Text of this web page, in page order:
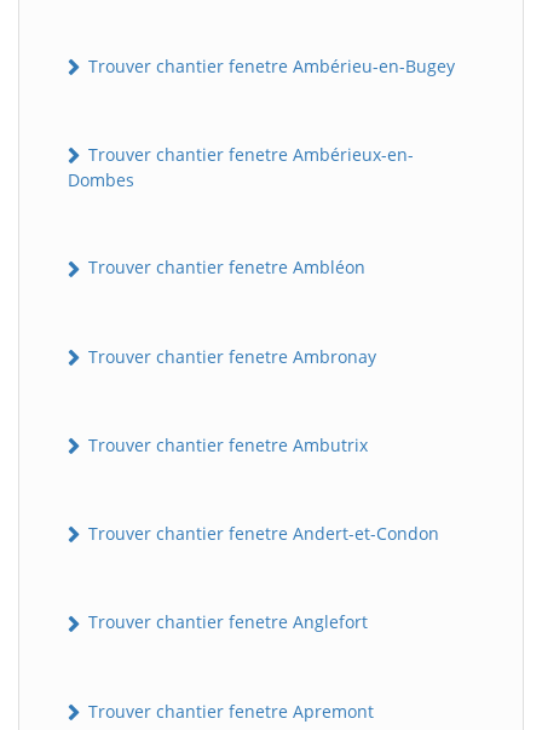
Trouver chantier fenetre Ambérieu-en-Bugey
Trouver chantier fenetre Ambérieux-en-
Dombes
Trouver chantier fenetre Ambléon
Trouver chantier fenetre Ambronay
Trouver chantier fenetre Ambutrix
Trouver chantier fenetre Andert-et-Condon
Trouver chantier fenetre Anglefort
Trouver chantier fenetre Apremont